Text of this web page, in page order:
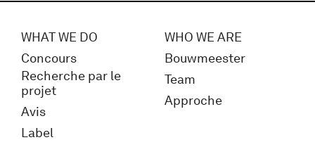
WHAT WE DO
Concours
Recherche par le
projet
Avis
Label
WHO WE ARE
Bouwmeester
Team
Approche